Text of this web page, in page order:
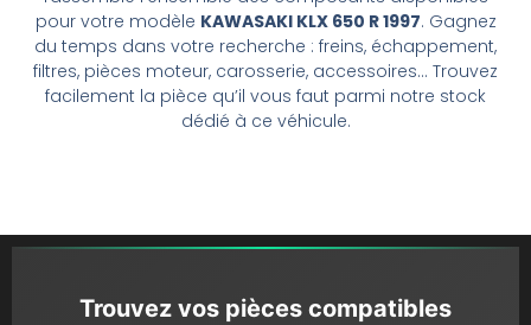
pour votre modèle KAWASAKI KLX 650 R 1997. Gagnez
du temps dans votre recherche : freins, échappement,
filtres, pièces moteur, carosserie, accessoires… Trouvez
facilement la pièce qu’il vous faut parmi notre stock
dédié à ce véhicule.
Trouvez vos pièces compatibles